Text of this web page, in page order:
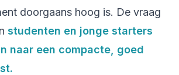
doorgaans hoog is. De vraag
studenten en jonge starters
naar een compacte, goed